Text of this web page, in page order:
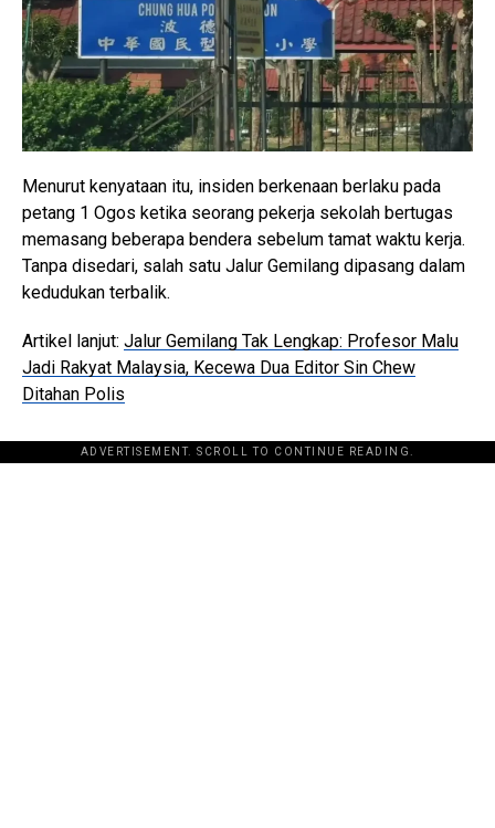
Menurut kenyataan itu, insiden berkenaan berlaku pada
petang 1 Ogos ketika seorang pekerja sekolah bertugas
memasang beberapa bendera sebelum tamat waktu kerja.
Tanpa disedari, salah satu Jalur Gemilang dipasang dalam
kedudukan terbalik.
Artikel lanjut: Jalur Gemilang Tak Lengkap: Profesor Malu
Jadi Rakyat Malaysia, Kecewa Dua Editor Sin Chew
Ditahan Polis
ADVERTISEMENT. SCROLL TO CONTINUE READING.